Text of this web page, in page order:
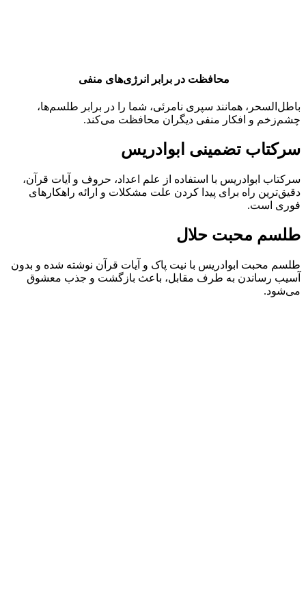
محافظت در برابر انرژی‌های منفی
باطل‌السحر، همانند سپری نامرئی، شما را در برابر طلسم‌ها،
چشم‌زخم و افکار منفی دیگران محافظت می‌کند.
سرکتاب تضمینی ابوادریس
سرکتاب ابوادریس با استفاده از علم اعداد، حروف و آیات قرآن،
دقیق‌ترین راه برای پیدا کردن علت مشکلات و ارائه راهکارهای
فوری است.
طلسم محبت حلال
طلسم محبت ابوادریس با نیت پاک و آیات قرآن نوشته شده و بدون
آسیب رساندن به طرف مقابل، باعث بازگشت و جذب معشوق
می‌شود.